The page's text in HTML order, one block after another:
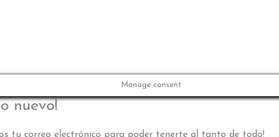
Manage consent
nuevo!
tu correo electrónico para poder tenerte al tanto de todo!